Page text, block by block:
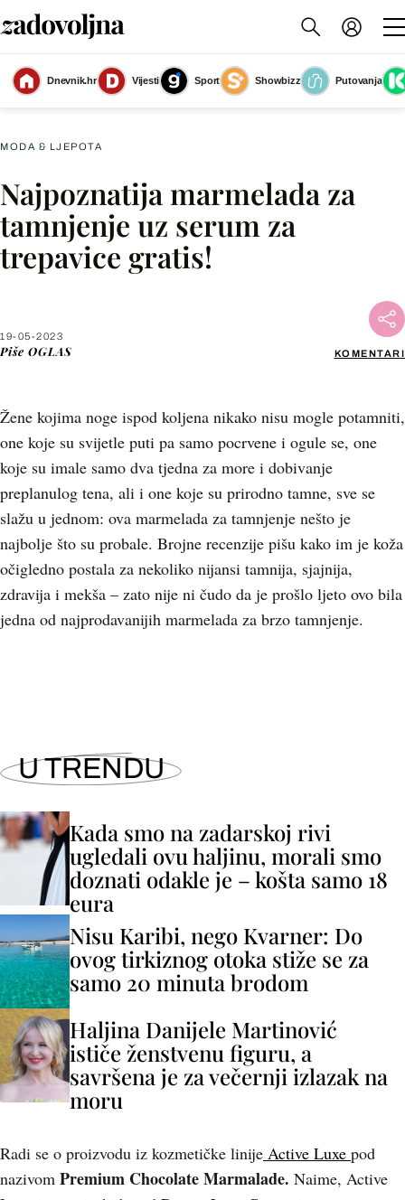
Dnevnik.hr Vijesti Sport Showbizz
Putovanja
Slika nije dostupna
MODA & LJEPOTA
Najpoznatija marmelada za
tamnjenje uz serum za
trepavice gratis!
19-05-2023
Piše OGLAS KOMENTARI
Žene kojima noge ispod koljena nikako nisu mogle potamniti,
one koje su svijetle puti pa samo pocrvene i ogule se, one
koje su imale samo dva tjedna za more i dobivanje
preplanulog tena, ali i one koje su prirodno tamne, sve se
slažu u jednom: ova marmelada za tamnjenje nešto je
najbolje što su probale. Brojne recenzije pišu kako im je koža
očigledno postala za nekoliko nijansi tamnija, sjajnija,
zdravija i mekša – zato nije ni čudo da je prošlo ljeto ovo bila
jedna od najprodavanijih marmelada za brzo tamnjenje.
Facebook
X
U TRENDU
Kada smo na zadarskoj rivi
ugledali ovu haljinu, morali smo
doznati odakle je – košta samo 18
eura
Nisu Karibi, nego Kvarner: Do
ovog tirkiznog otoka stiže se za
samo 20 minuta brodom
Haljina Danijele Martinović
ističe ženstvenu figuru, a
savršena je za večernji izlazak na
moru
Radi se o proizvodu iz kozmetičke linije Active Luxe pod
nazivom Premium Chocolate Marmalade. Naime, Active